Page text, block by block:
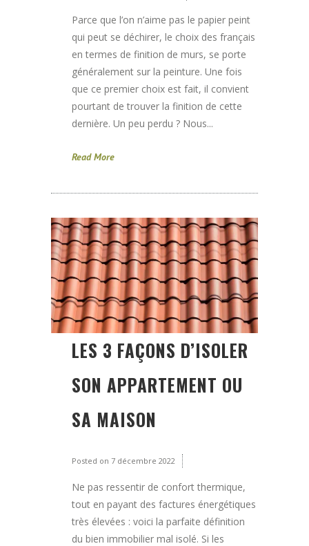
Parce que l’on n’aime pas le papier peint
qui peut se déchirer, le choix des français
en termes de finition de murs, se porte
généralement sur la peinture. Une fois
que ce premier choix est fait, il convient
pourtant de trouver la finition de cette
dernière. Un peu perdu ? Nous...
Read More
LES 3 FAÇONS D’ISOLER
SON APPARTEMENT OU
SA MAISON
Posted on 7 décembre 2022
Ne pas ressentir de confort thermique,
tout en payant des factures énergétiques
très élevées : voici la parfaite définition
du bien immobilier mal isolé. Si les